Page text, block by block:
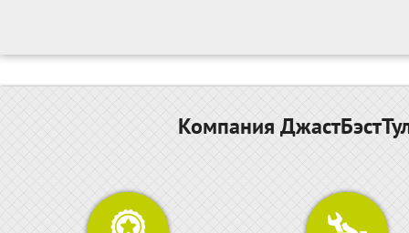
Компания